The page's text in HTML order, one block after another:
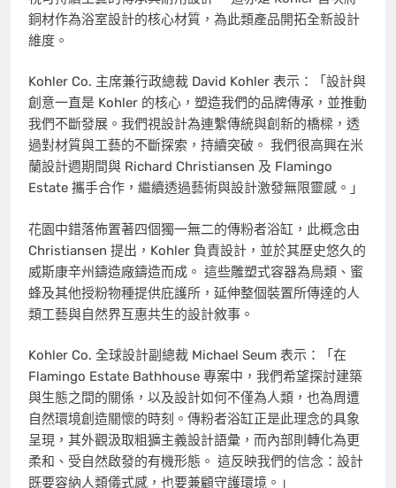
銅材作為浴室設計的核心材質，為此類產品開拓全新設計
維度。
Kohler Co. 主席兼行政總裁 David Kohler 表示：「設計與
創意一直是 Kohler 的核心，塑造我們的品牌傳承，並推動
我們不斷發展。我們視設計為連繫傳統與創新的橋樑，透
過對材質與工藝的不斷探索，持續突破。 我們很高興在米
蘭設計週期間與 Richard Christiansen 及 Flamingo
Estate 攜手合作，繼續透過藝術與設計激發無限靈感。」
花園中錯落佈置著四個獨一無二的傳粉者浴缸，此概念由
Christiansen 提出，Kohler 負責設計，並於其歷史悠久的
威斯康辛州鑄造廠鑄造而成。 這些雕塑式容器為鳥類、蜜
蜂及其他授粉物種提供庇護所，延伸整個裝置所傳達的人
類工藝與自然界互惠共生的設計敘事。
Kohler Co. 全球設計副總裁 Michael Seum 表示：「在
Flamingo Estate Bathhouse 專案中，我們希望探討建築
與生態之間的關係，以及設計如何不僅為人類，也為周遭
自然環境創造關懷的時刻。傳粉者浴缸正是此理念的具象
呈現，其外觀汲取粗獷主義設計語彙，而內部則轉化為更
柔和、受自然啟發的有機形態。 這反映我們的信念：設計
既要容納人類儀式感，也要兼顧守護環境。」